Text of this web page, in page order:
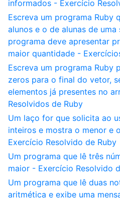
informados - Exercício
Escreva um programa Ruby
alunos e o de alunas de uma
programa deve apresentar
maior quantidade -
Escreva um programa Ruby
zeros para o final do vetor,
elementos já presentes no
Resolvidos de Ruby
Um laço for que solicita ao
inteiros e mostra o menor e
Exercício Resolvido de Ruby
Um programa que lê três
maior - Exercício Resolvido
Um programa que lê duas
aritmética e exibe uma